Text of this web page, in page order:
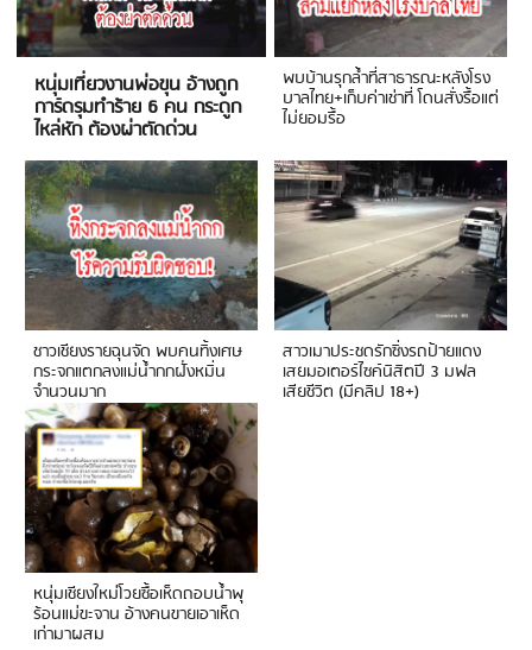
หนุ่มเที่ยวงานพ่อขุน อ้างถูก
การ์ดรุมทำร้าย 6 คน กระดูก
ไหล่หัก ต้องผ่าตัดด่วน
พบบ้านรุกล้ำที่สาธารณะหลังโรง
บาลไทย+เก็บค่าเช่าที่ โดนสั่งรื้อแต่
ไม่ยอมรื้อ
ชาวเชียงรายฉุนจัด พบคนทิ้งเศษ
กระจกแตกลงแม่น้ำกกฝั่งหมิ่น
จำนวนมาก
สาวเมาประชดรักซิ่งรถป้ายแดง
เสยมอเตอร์ไซค์นิสิตปี 3 มฟล
เสียชีวิต (มีคลิป 18+)
หนุ่มเชียงใหม่โวยซื้อเห็ดถอบน้ำพุ
ร้อนแม่ขะจาน อ้างคนขายเอาเห็ด
เก่ามาผสม